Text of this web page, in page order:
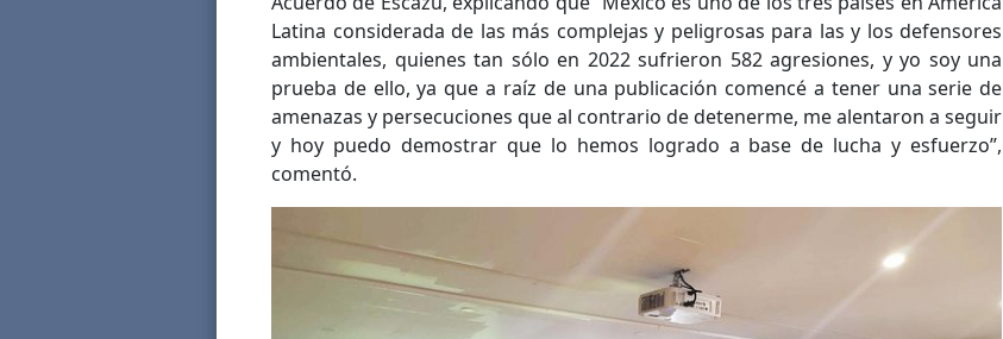
Latina considerada de las más complejas y peligrosas para las y los defensores
ambientales, quienes tan sólo en 2022 sufrieron 582 agresiones, y yo soy una
prueba de ello, ya que a raíz de una publicación comencé a tener una serie de
amenazas y persecuciones que al contrario de detenerme, me alentaron a seguir
y hoy puedo demostrar que lo hemos logrado a base de lucha y esfuerzo”,
comentó.